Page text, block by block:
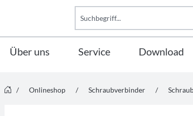
Über uns Service Download
/ Onlineshop / Schraubverbinder /